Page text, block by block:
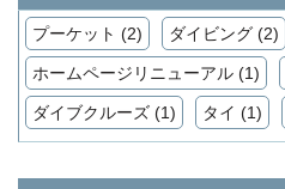
プーケット (2) ダイビング (2)
ホームページリニューアル (1)
ダイブクルーズ (1) タイ (1)